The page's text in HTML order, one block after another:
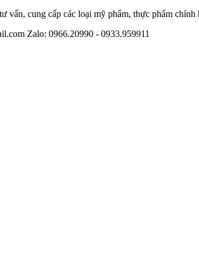
vấn, cung cấp các loại mỹ phẩm, thực phẩm
Zalo: 0966.20990 - 0933.959911